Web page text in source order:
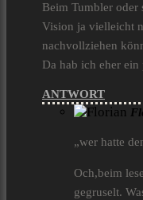
Beim Tumbler oder
Vision ja vielleicht
nachvollziehen
Da hab ich eher
ANTWORT
„wer hatte
Och,beim
gegruselt.